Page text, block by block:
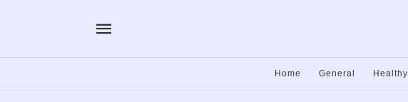
Home General Healthy